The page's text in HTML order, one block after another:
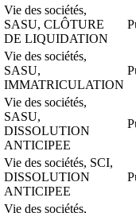
Vie des sociétés,
SASU, CLÔTURE
DE LIQUIDATION
Vie des sociétés,
SASU,
IMMATRICULATION
Vie des sociétés,
SASU,
DISSOLUTION
ANTICIPEE
Vie des sociétés, SCI,
DISSOLUTION
ANTICIPEE
Vie des sociétés,